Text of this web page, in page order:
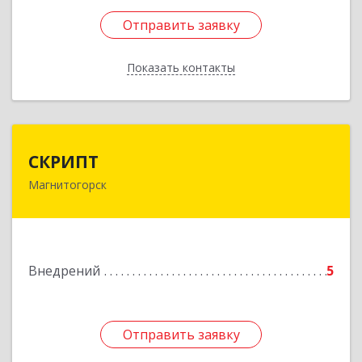
Отправить заявку
Показать контакты
Отправить заявку
Назад
СКРИПТ
Магнитогорск
Внедрений 5
Отправить заявку
455021, Челябинская обл, Магнитогорск г,
Отправить заявку